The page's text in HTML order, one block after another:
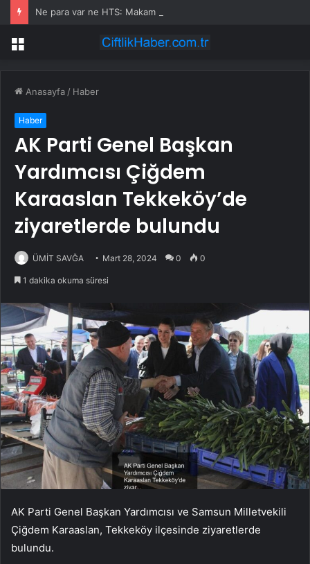
Menü
Anasayfa / Haber
Haber
AK Parti Genel Başkan
Yardımcısı Çiğdem
Karaaslan Tekkeköy’de
ziyaretlerde bulundu
ÜMİT SAVĞA Mart 28, 2024 0 0
1 dakika okuma süresi
AK Parti Genel Başkan Yardımcısı ve Samsun Milletvekili
Çiğdem Karaaslan, Tekkeköy ilçesinde ziyaretlerde
bulundu.